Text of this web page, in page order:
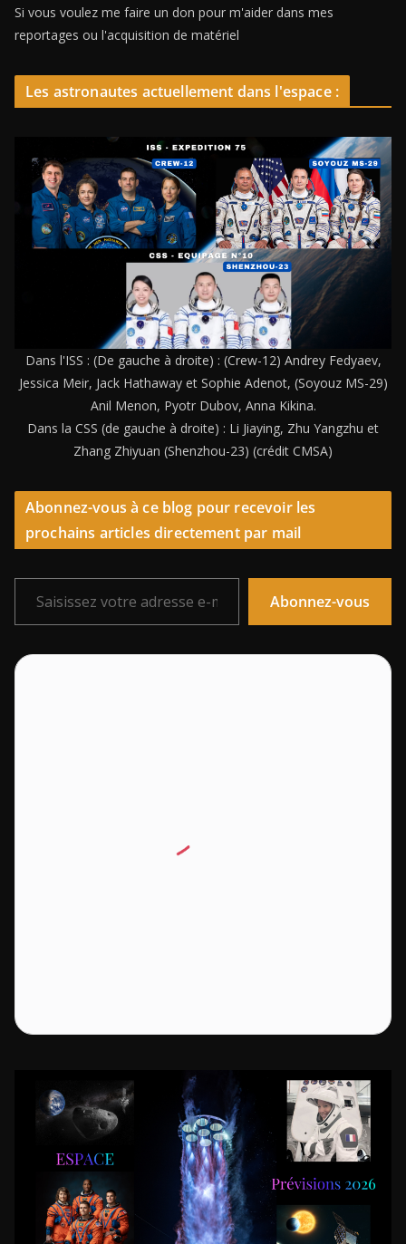
Si vous voulez me faire un don pour m'aider dans mes
reportages ou l'acquisition de matériel
Les astronautes actuellement dans l'espace :
Dans l'ISS : (De gauche à droite) : (Crew-12) Andrey Fedyaev,
Jessica Meir, Jack Hathaway et Sophie Adenot, (Soyouz MS-29)
Anil Menon, Pyotr Dubov, Anna Kikina.
Dans la CSS (de gauche à droite) : Li Jiaying, Zhu Yangzhu et
Zhang Zhiyuan (Shenzhou-23) (crédit CMSA)
Abonnez-vous à ce blog pour recevoir les
prochains articles directement par mail
Saisissez votre adresse e-mail…
Abonnez-vous